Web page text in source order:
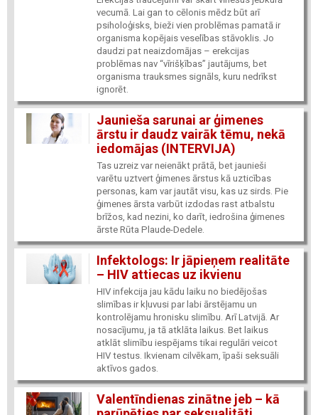
vecumā. Lai gan to cēlonis mēdz būt arī
psiholoģisks, bieži vien problēmas pamatā ir
organisma kopējais veselības stāvoklis. Jo
daudzi pat neaizdomājas – erekcijas
problēmas nav “vīrišķības” jautājums, bet
organisma trauksmes signāls, kuru nedrīkst
ignorēt.
Jaunieša sarunai ar ģimenes
ārstu ir daudz vairāk tēmu, nekā
iedomājas (INTERVIJA)
Tas uzreiz var neienākt prātā, bet jaunieši
varētu uztvert ģimenes ārstus kā uzticības
personas, kam var jautāt visu, kas uz sirds. Pie
ģimenes ārsta varbūt izdodas rast atbalstu
brīžos, kad nezini, ko darīt, iedrošina ģimenes
ārste Rūta Plaude-Dedele.
Infektologs: Ir jāpieņem realitāte
– HIV attiecas uz ikvienu
HIV infekcija jau kādu laiku no biedējošas
slimības ir kļuvusi par labi ārstējamu un
kontrolējamu hronisku slimību. Arī Latvijā. Ar
nosacījumu, ja tā atklāta laikus. Bet laikus
atklāt slimību iespējams tikai regulāri veicot
HIV testus. Ikvienam cilvēkam, īpaši seksuāli
aktīvos gados.
Valentīndienas zinātne jeb – kā